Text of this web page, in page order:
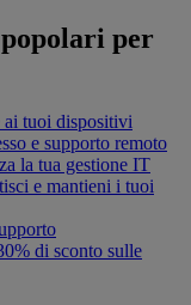
per
tuoi dispositivi
e supporto remoto
la tua gestione IT
e mantieni i tuoi
di sconto sulle